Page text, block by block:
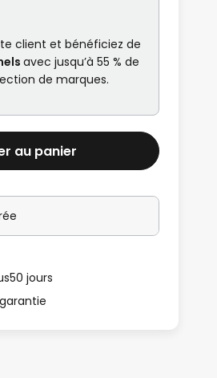
client et bénéficiez de
avec jusqu’à 55 % de
de marques.
au panier
jours